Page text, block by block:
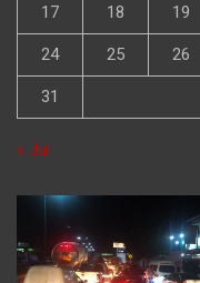
17 18 19
24 25 26
31
« Jul